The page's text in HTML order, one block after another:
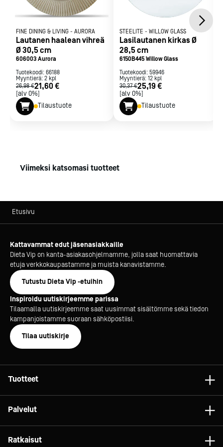
FINE DINING & LIVING - AURORA
Lautanen haalean vihreä
Ø 30,5 cm
606003 Aurora
Tuotekoodi: 66188
Myyntierä: 2 kpl
26,98 €21,60 €
[alv 0%]
Tilaustuote
STEELITE - WILLOW GLASS
Lasilautanen kirkas Ø
28,5 cm
6150B445 Willow Glass
Tuotekoodi: 59946
Myyntierä: 12 kpl
30,37 €25,19 €
[alv 0%]
Tilaustuote
Viimeksi katsomasi tuotteet
Etusivu
Kattavammat edut jäsenasiakkaille
Dieta Vip on kanta-asiakasohjelmamme, jolla saat huomattavia
etuja verkkokaupastamme ja muista kanavistamme.
Tutustu Dieta Vip -etuihin
Inspiroidu uutiskirjeemme parissa
Tilaamalla uutiskirjeemme saat uusimmat sisältömme sekä tiedon
kampanjoistamme suoraan sähköpostiisi.
Tilaa uutiskirje
Tuotteet
Tarvikkeet
Palvelut
Konsultointi
Ratkaisut